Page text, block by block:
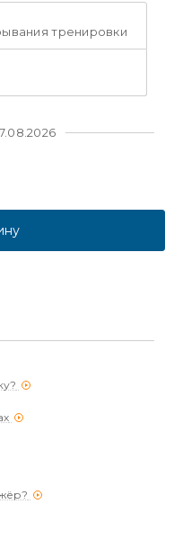
тренировки